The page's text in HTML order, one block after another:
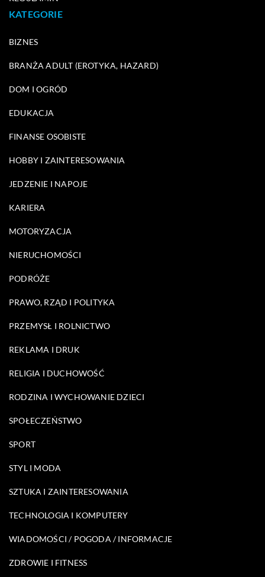
KATEGORIE
BIZNES
BRANŻA ADULT (EROTYKA, HAZARD)
DOM I OGRÓD
EDUKACJA
FINANSE OSOBISTE
HOBBY I ZAINTERESOWANIA
JEDZENIE I NAPOJE
KARIERA
MOTORYZACJA
NIERUCHOMOŚCI
PODRÓŻE
PRAWO, RZĄD I POLITYKA
PRZEMYSŁ I ROLNICTWO
REKLAMA I DRUK
RELIGIA I DUCHOWOŚĆ
RODZINA I WYCHOWANIE DZIECI
SPOŁECZEŃSTWO
SPORT
STYL I MODA
SZTUKA I ZAINTERESOWANIA
TECHNOLOGIA I KOMPUTERY
WIADOMOŚCI / POGODA / INFORMACJE
ZDROWIE I FITNESS